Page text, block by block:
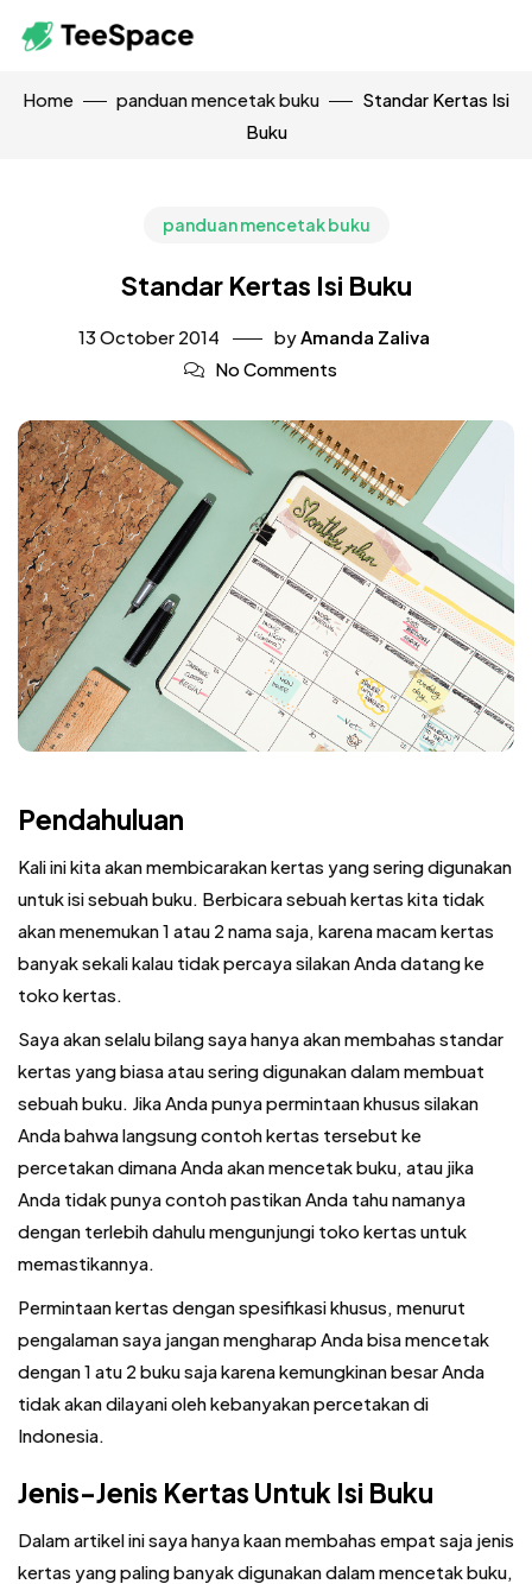
Home panduan mencetak buku
Standar Kertas Isi
Buku
panduan mencetak buku
Standar Kertas Isi Buku
13 October 2014 byAmanda Zaliva
No Comments
Pendahuluan
Kali ini kita akan membicarakan kertas yang sering digunakan
untuk isi sebuah buku. Berbicara sebuah kertas kita tidak
akan menemukan 1 atau 2 nama saja, karena macam kertas
banyak sekali kalau tidak percaya silakan Anda datang ke
toko kertas.
Saya akan selalu bilang saya hanya akan membahas standar
kertas yang biasa atau sering digunakan dalam membuat
sebuah buku. Jika Anda punya permintaan khusus silakan
Anda bahwa langsung contoh kertas tersebut ke
percetakan dimana Anda akan mencetak buku, atau jika
Anda tidak punya contoh pastikan Anda tahu namanya
dengan terlebih dahulu mengunjungi toko kertas untuk
memastikannya.
Permintaan kertas dengan spesifikasi khusus, menurut
pengalaman saya jangan mengharap Anda bisa mencetak
dengan 1 atu 2 buku saja karena kemungkinan besar Anda
tidak akan dilayani oleh kebanyakan percetakan di
Indonesia.
Jenis-Jenis Kertas Untuk Isi Buku
Dalam artikel ini saya hanya kaan membahas empat saja jenis
kertas yang paling banyak digunakan dalam mencetak buku,